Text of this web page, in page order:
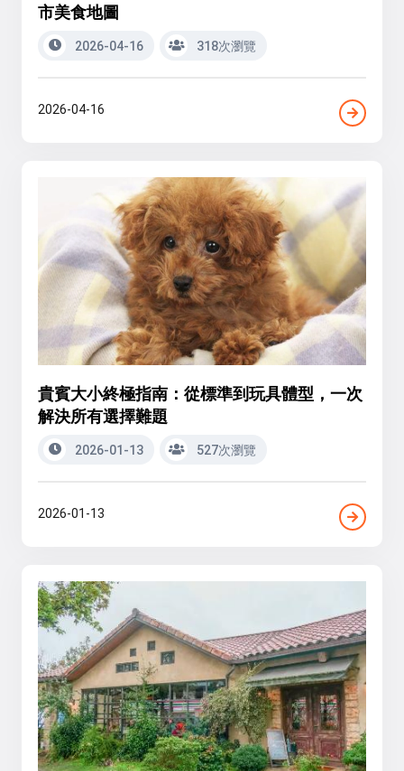
市美食地圖
2026-04-16 318次瀏覽
2026-04-16
貴賓大小終極指南：從標準到玩具體型，一次
解決所有選擇難題
2026-01-13 527次瀏覽
2026-01-13